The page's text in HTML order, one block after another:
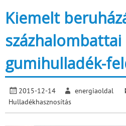
Kiemelt
százhalombattai
gumihulladék-
2015-12-14
energiaoldal
Hulladékhasznosítás